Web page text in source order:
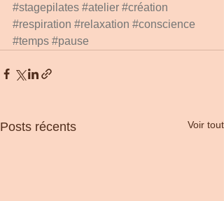
#stagepilates #atelier #création
#respiration #relaxation #conscience
#temps #pause
Posts récents Voir tout